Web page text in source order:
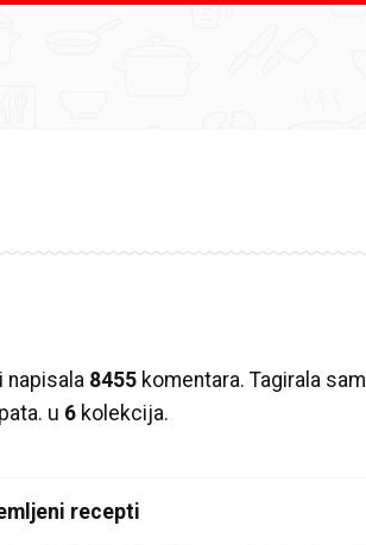
napisala 8455 komentara. Tagirala sam
u 6 kolekcija.
recepti